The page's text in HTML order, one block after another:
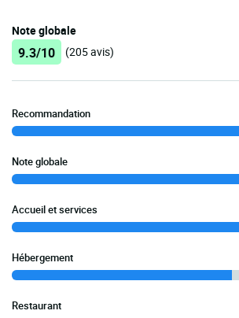
Note globale
9.3/10 (205 avis)
Recommandation
Note globale
Accueil et services
Hébergement
Restaurant